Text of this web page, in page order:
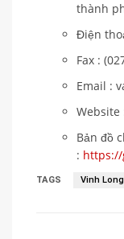
thành
Điện
Fax :
Email :
Bản đồ
: https://
TAGS Vinh Long